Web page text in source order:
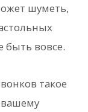
шуметь,
быть вовсе.
такое
вашему